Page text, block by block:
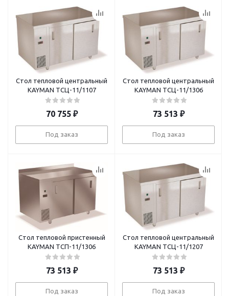
Стол тепловой центральный
KAYMAN ТСЦ-11/1107
70 755₽
Под заказ
Стол тепловой центральный
KAYMAN ТСЦ-11/1306
73 513 ₽
Под заказ
Стол тепловой пристенный
KAYMAN ТСП-11/1306
73 513 ₽
Под заказ
Стол тепловой центральный
KAYMAN ТСЦ-11/1207
73 513 ₽
Под заказ